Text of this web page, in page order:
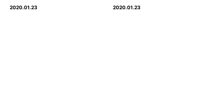
2020.01.23 2020.01.23